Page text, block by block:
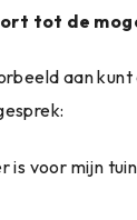
tot de
aan
is voor mijn